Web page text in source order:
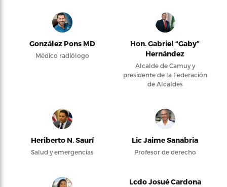
González Pons MD
Médico radiólogo
Hon. Gabriel “Gaby”
Hernández
Alcalde de Camuy y
presidente de la Federación
de Alcaldes
Heriberto N. Saurí
Salud y emergencias
Lic Jaime Sanabria
Profesor de derecho
Lcdo Josué Cardona